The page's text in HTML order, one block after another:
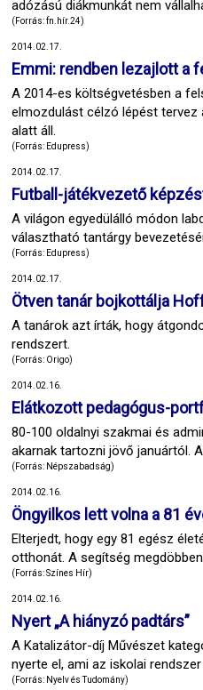
adózású diákmunkát nem
(Forrás: fn.hír.24)
2014.02.17.
Emmi: rendben lezajlott a
A 2014-es költségvetésben a
elmozdulást célzó lépést tervez
alatt áll.
(Forrás: Edupress)
2014.02.17.
Futball-játékvezető
A világon egyedülálló módon
választható tantárgy
(Forrás: Edupress)
2014.02.17.
Ötven tanár bojkottálja
A tanárok azt írták, hogy
rendszert.
(Forrás: Origo)
2014.02.16.
Elátkozott pedagógus-
80-100 oldalnyi szakmai és
akarnak tartozni jövő januártól.
(Forrás: Népszabadság)
2014.02.16.
Öngyilkos lett volna a 81
Elterjedt, hogy egy 81 egész
otthonát. A segítség
(Forrás: Színes Hír)
2014.02.16.
Nyert „A hiányzó padtárs”
A Katalizátor-díj Művészet
nyerte el, ami az iskolai
(Forrás: Nyelv és Tudomány)